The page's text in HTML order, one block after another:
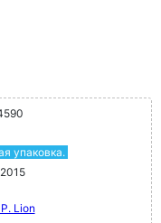
упаковка.
Lion